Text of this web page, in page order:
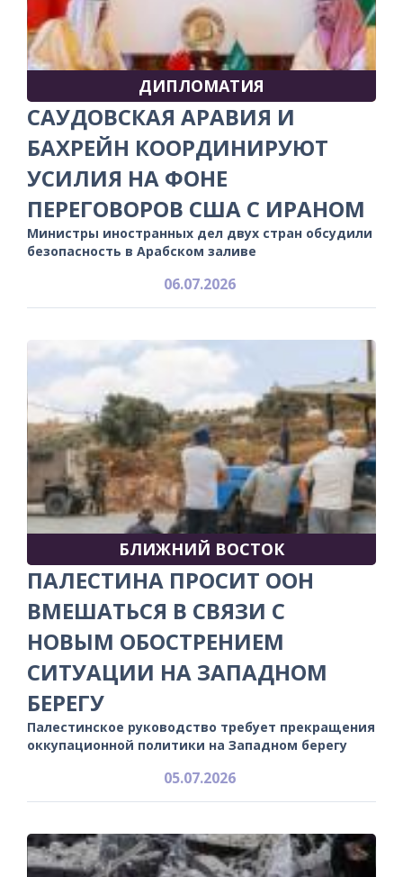
ДИПЛОМАТИЯ
САУДОВСКАЯ АРАВИЯ И
БАХРЕЙН КООРДИНИРУЮТ
УСИЛИЯ НА ФОНЕ
ПЕРЕГОВОРОВ США С ИРАНОМ
Министры иностранных дел двух стран обсудили
безопасность в Арабском заливе
06.07.2026
БЛИЖНИЙ ВОСТОК
ПАЛЕСТИНА ПРОСИТ ООН
ВМЕШАТЬСЯ В СВЯЗИ С
НОВЫМ ОБОСТРЕНИЕМ
СИТУАЦИИ НА ЗАПАДНОМ
БЕРЕГУ
Палестинское руководство требует прекращения
оккупационной политики на Западном берегу
05.07.2026